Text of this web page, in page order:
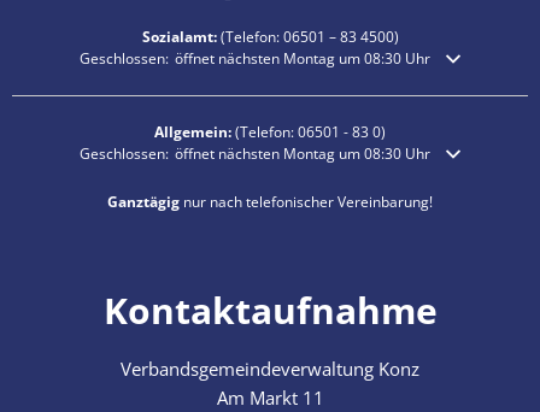
Sozialamt:(Telefon:06501 – 834500)
Klicken, um weitere Öffnungs- oder Schließzeiten auszublenden
Geschlossen: öffnet nächsten Montag um 08:30 Uhr
Allgemein:(Telefon:06501 - 83 0)
Klicken, um weitere Öffnungs- oder Schließzeiten auszublenden
Geschlossen: öffnet nächsten Montag um 08:30 Uhr
Ganztägig nur nach telefonischer Vereinbarung!
Kontaktaufnahme
Verbandsgemeindeverwaltung Konz
Am Markt 11